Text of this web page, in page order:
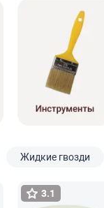
Жидкие гвозди
3.1